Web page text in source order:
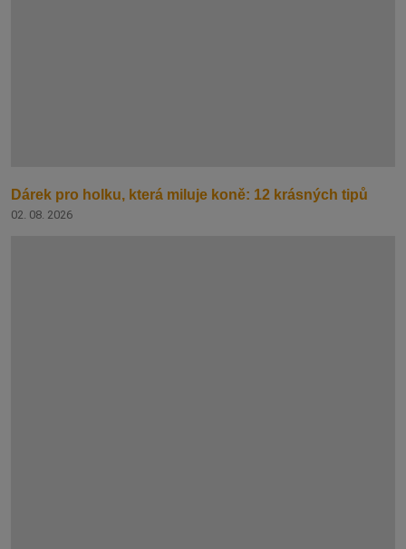
Dárek pro holku, která miluje koně: 12 krásných tipů
02. 08. 2026